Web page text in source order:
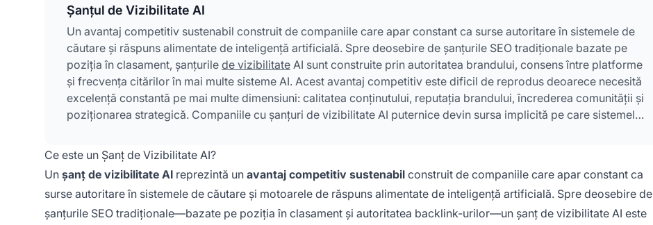
Șanțul de Vizibilitate AI
Un avantaj competitiv sustenabil construit de companiile care apar constant ca surse autoritare în sistemele de
căutare și răspuns alimentate de inteligență artificială. Spre deosebire de șanțurile SEO tradiționale bazate pe
poziția în clasament, șanțurile de vizibilitate AI sunt construite prin autoritatea brandului, consens între platforme
și frecvența citărilor în mai multe sisteme AI. Acest avantaj competitiv este dificil de reprodus deoarece necesită
excelență constantă pe mai multe dimensiuni: calitatea conținutului, reputația brandului, încrederea comunității și
poziționarea strategică. Companiile cu șanțuri de vizibilitate AI puternice devin sursa implicită pe care sistemele
Ce este un Șanț de Vizibilitate AI?
Un șanț de vizibilitate AI reprezintă un avantaj competitiv sustenabil construit de companiile care apar constant ca
surse autoritare în sistemele de căutare și motoarele de răspuns alimentate de inteligență artificială. Spre deosebire de
șanțurile SEO tradiționale—bazate pe poziția în clasament și autoritatea backlink-urilor—un șanț de vizibilitate AI este